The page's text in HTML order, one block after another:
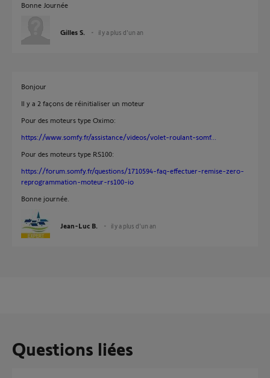
Bonne Journée
Gilles S. il y a plus d'un an
Bonjour
Il y a 2 façons de réinitialiser un moteur
Pour des moteurs type Oximo:
https://www.somfy.fr/assistance/videos/volet-roulant-somf...
Pour des moteurs type RS100:
https://forum.somfy.fr/questions/1710594-faq-effectuer-remise-zero-
reprogrammation-moteur-rs100-io
Bonne journée.
Jean-Luc B. il y a plus d'un an
Questions liées